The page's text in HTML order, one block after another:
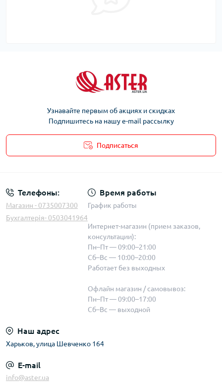
Узнавайте первым об акциях и скидках
Подпишитесь на нашу e-mail рассылку
Подписаться
Телефоны:
Магазин - 0735007300
Бухгалтерія- 0503041964
Время работы
График работы
Интернет-магазин (прием заказов,
консультации):
Пн–Пт — 09:00–21:00
Сб–Вс — 10:00–20:00
Работает без выходных
Офлайн магазин / самовывоз:
Пн–Пт — 09:00–17:00
Сб–Вс — выходной
Наш адрес
Харьков, улица Шевченко 164
E-mail
info@aster.ua